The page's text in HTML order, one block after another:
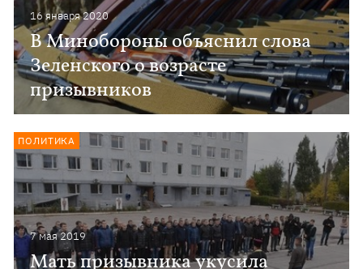
16 января 2020
В Минобороны объяснил слова
Зеленского о возрасте
призывников
7 мая 2019
Мать призывника укусила
ПОЛИТИКА